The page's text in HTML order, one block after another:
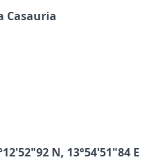
Casauria
N, 13°54'51"84 E